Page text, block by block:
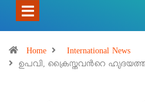
Home
International News
ഉപവി, ക്രൈസ്തവൻറെ